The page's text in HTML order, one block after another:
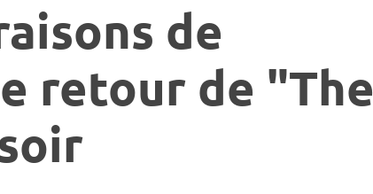
de
retour de "The